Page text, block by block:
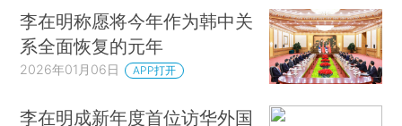
李在明称愿将今年作为韩中关
系全面恢复的元年
2026年01月06日 APP打开
李在明成新年度首位访华外国